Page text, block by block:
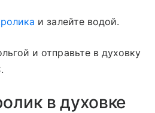
и залейте водой.
и отправьте в духовку
в духовке